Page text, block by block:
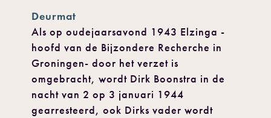
Deurmat
Als op oudejaarsavond 1943 Elzinga -
hoofd van de Bijzondere Recherche in
Groningen- door het verzet is
omgebracht, wordt Dirk Boonstra in de
nacht van 2 op 3 januari 1944
gearresteerd, ook Dirks vader wordt